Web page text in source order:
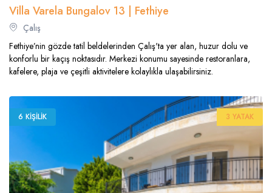
Villa Varela Bungalov 13 | Fethiye
Çalış
Fethiye’nin gözde tatil beldelerinden Çalış'ta yer alan, huzur dolu ve
konforlu bir kaçış noktasıdır. Merkezi konumu sayesinde restoranlara,
kafelere, plaja ve çeşitli aktivitelere kolaylıkla ulaşabilirsiniz.
6 KIŞILIK 3 YATAK